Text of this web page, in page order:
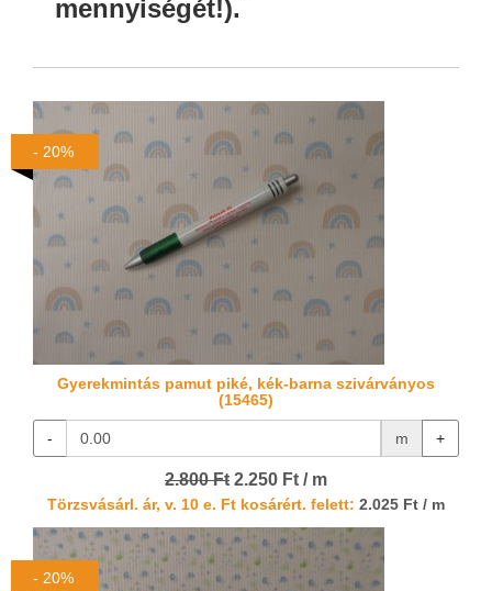
mennyiségét!).
Gyerekmintás pamut piké, kék-barna szivárványos
(15465)
- m +
2.800 Ft 2.250 Ft / m
Törzsvásárl. ár, v. 10 e. Ft kosárért. felett: 2.025 Ft / m
- 20%
- 20%